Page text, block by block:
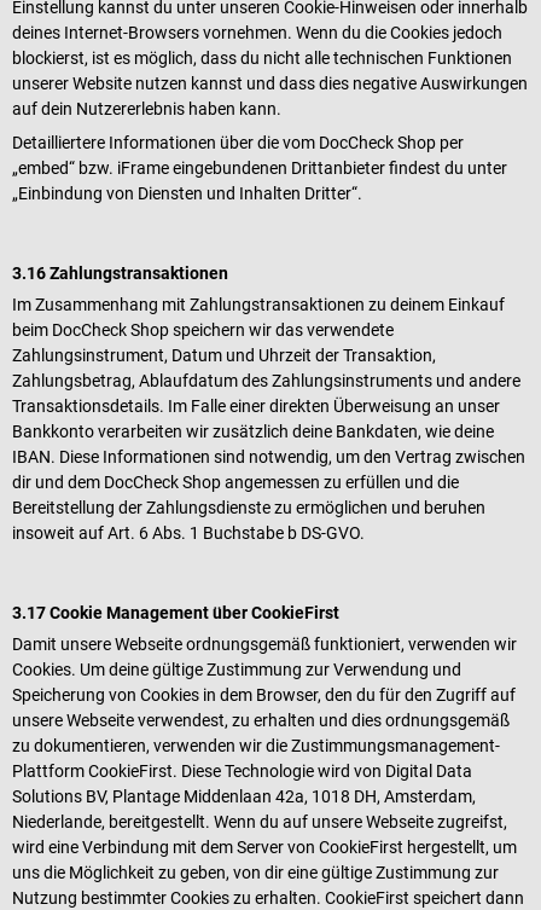
Einstellung kannst du unter unseren Cookie-Hinweisen oder innerhalb
deines Internet-Browsers vornehmen. Wenn du die Cookies jedoch
blockierst, ist es möglich, dass du nicht alle technischen Funktionen
unserer Website nutzen kannst und dass dies negative Auswirkungen
auf dein Nutzererlebnis haben kann.
Detailliertere Informationen über die vom DocCheck Shop per
„embed“ bzw. iFrame eingebundenen Drittanbieter findest du unter
„Einbindung von Diensten und Inhalten Dritter“.
3.16 Zahlungstransaktionen
Im Zusammenhang mit Zahlungstransaktionen zu deinem Einkauf
beim DocCheck Shop speichern wir das verwendete
Zahlungsinstrument, Datum und Uhrzeit der Transaktion,
Zahlungsbetrag, Ablaufdatum des Zahlungsinstruments und andere
Transaktionsdetails. Im Falle einer direkten Überweisung an unser
Bankkonto verarbeiten wir zusätzlich deine Bankdaten, wie deine
IBAN. Diese Informationen sind notwendig, um den Vertrag zwischen
dir und dem DocCheck Shop angemessen zu erfüllen und die
Bereitstellung der Zahlungsdienste zu ermöglichen und beruhen
insoweit auf Art. 6 Abs. 1 Buchstabe b DS-GVO.
3.17 Cookie Management über CookieFirst
Damit unsere Webseite ordnungsgemäß funktioniert, verwenden wir
Cookies. Um deine gültige Zustimmung zur Verwendung und
Speicherung von Cookies in dem Browser, den du für den Zugriff auf
unsere Webseite verwendest, zu erhalten und dies ordnungsgemäß
zu dokumentieren, verwenden wir die Zustimmungsmanagement-
Plattform CookieFirst. Diese Technologie wird von Digital Data
Solutions BV, Plantage Middenlaan 42a, 1018 DH, Amsterdam,
Niederlande, bereitgestellt. Wenn du auf unsere Webseite zugreifst,
wird eine Verbindung mit dem Server von CookieFirst hergestellt, um
uns die Möglichkeit zu geben, von dir eine gültige Zustimmung zur
Nutzung bestimmter Cookies zu erhalten. CookieFirst speichert dann